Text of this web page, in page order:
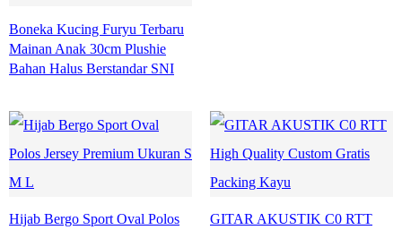
Boneka Kucing Furyu Terbaru
Mainan Anak 30cm Plushie
Bahan Halus Berstandar SNI
Hijab Bergo Sport Oval Polos
GITAR AKUSTIK C0 RTT